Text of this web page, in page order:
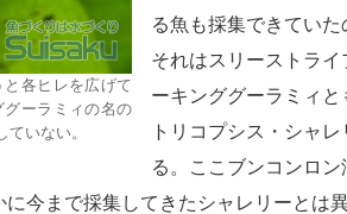
各ヒレを広げて
ーラミィの名の
いない。
る魚も採集できていた
それはスリーストライ
ーキンググーラミィと
トリコプシス・シャレ
る。ここブンコンロン
今まで採集してきたシャレリーとは